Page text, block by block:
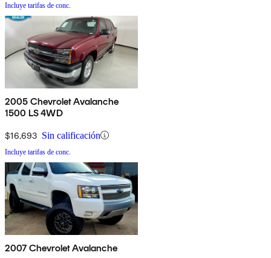
Incluye tarifas de conc.
2005 Chevrolet Avalanche
1500 LS 4WD
$16,693 Sin calificación
Incluye tarifas de conc.
2007 Chevrolet Avalanche